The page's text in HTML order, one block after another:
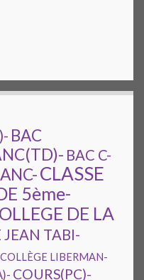
BAC
BAC C-
CLASSE
5ème-
DE LA
JEAN TABI-
COLLÈGE LIBERMAN-
COURS(PC)-